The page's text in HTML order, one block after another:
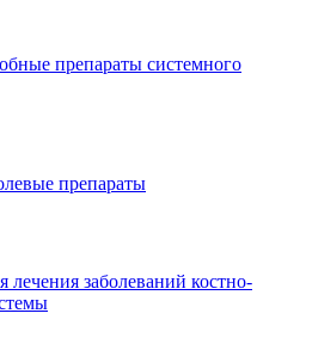
препараты системного
препараты
лечения заболеваний костно-